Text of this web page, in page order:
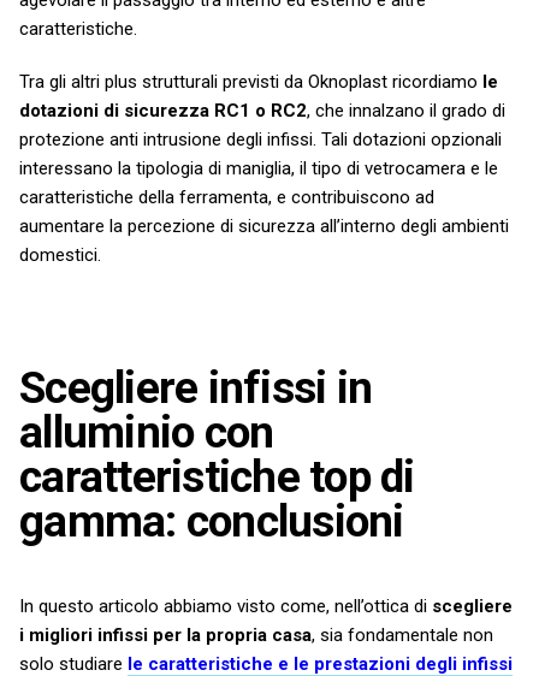
caratteristiche.
Tra gli altri plus strutturali previsti da Oknoplast ricordiamo le
dotazioni di sicurezza RC1 o RC2, che innalzano il grado di
protezione anti intrusione degli infissi. Tali dotazioni opzionali
interessano la tipologia di maniglia, il tipo di vetrocamera e le
caratteristiche della ferramenta, e contribuiscono ad
aumentare la percezione di sicurezza all’interno degli ambienti
domestici.
Scegliere infissi in
alluminio con
caratteristiche top di
gamma: conclusioni
In questo articolo abbiamo visto come, nell’ottica di scegliere
i migliori infissi per la propria casa, sia fondamentale non
solo studiare le caratteristiche e le prestazioni degli infissi